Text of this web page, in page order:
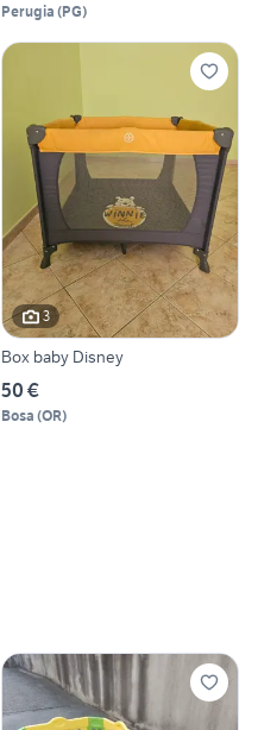
Perugia (PG)
3
Box baby Disney
50 €
Bosa (OR)